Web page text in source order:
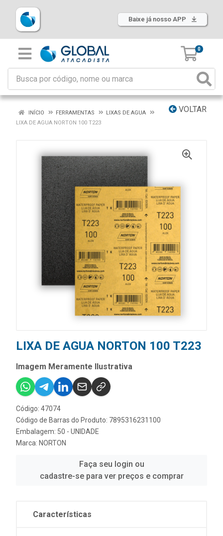
Baixe já nosso APP
0
VOLTAR
INÍCIO FERRAMENTAS
LIXAS DE AGUA
LIXA DE AGUA NORTON 100 T223
LIXA DE AGUA NORTON 100 T223
Imagem Meramente Ilustrativa
Código: 47074
Código de Barras do Produto: 7895316231100
Embalagem: 50 - UNIDADE
Marca: NORTON
Faça seu login ou
cadastre-se para ver preços e comprar
Características